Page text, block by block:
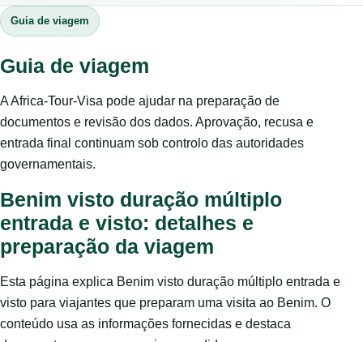
Guia de viagem
Guia de viagem
A Africa-Tour-Visa pode ajudar na preparação de
documentos e revisão dos dados. Aprovação, recusa e
entrada final continuam sob controlo das autoridades
governamentais.
Benim visto duração múltiplo
entrada e visto: detalhes e
preparação da viagem
Esta página explica Benim visto duração múltiplo entrada e
visto para viajantes que preparam uma visita ao Benim. O
conteúdo usa as informações fornecidas e destaca